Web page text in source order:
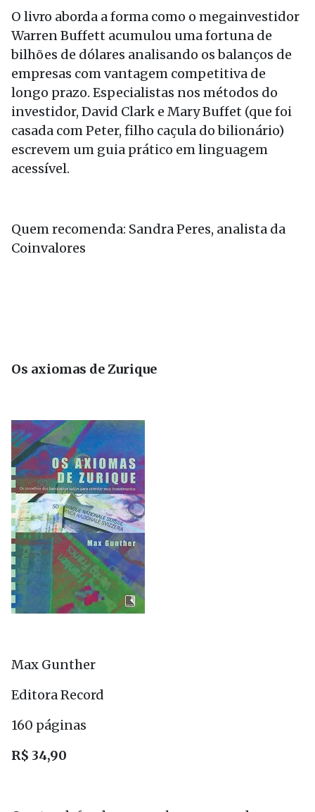
O livro aborda a forma como o megainvestidor
Warren Buffett acumulou uma fortuna de
bilhões de dólares analisando os balanços de
empresas com vantagem competitiva de
longo prazo. Especialistas nos métodos do
investidor, David Clark e Mary Buffet (que foi
casada com Peter, filho caçula do bilionário)
escrevem um guia prático em linguagem
acessível.
Quem recomenda: Sandra Peres, analista da
Coinvalores
Os axiomas de Zurique
Max Gunther
Editora Record
160 páginas
R$ 34,90